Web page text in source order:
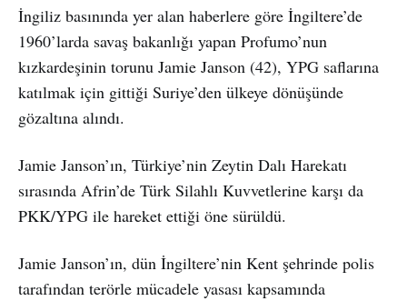
İngiliz basınında yer alan haberlere göre İngiltere’de
1960’larda savaş bakanlığı yapan Profumo’nun
kızkardeşinin torunu Jamie Janson (42), YPG saflarına
katılmak için gittiği Suriye’den ülkeye dönüşünde
gözaltına alındı.
Jamie Janson’ın, Türkiye’nin Zeytin Dalı Harekatı
sırasında Afrin’de Türk Silahlı Kuvvetlerine karşı da
PKK/YPG ile hareket ettiği öne sürüldü.
Jamie Janson’ın, dün İngiltere’nin Kent şehrinde polis
tarafından terörle mücadele yasası kapsamında